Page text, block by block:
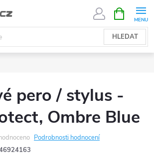
HLEDAT
NÁKUPNÍ
KOŠÍK
pero / stylus -
Ombre Blue
Podrobnosti hodnocení